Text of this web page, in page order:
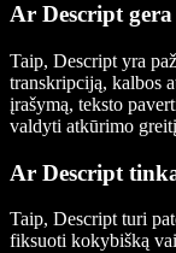
Ar Descript
Taip, Descript yra
transkripciją, kalbos
įrašymą, teksto
valdyti atkūrimo
Ar Descript
Taip, Descript turi
fiksuoti kokybišką